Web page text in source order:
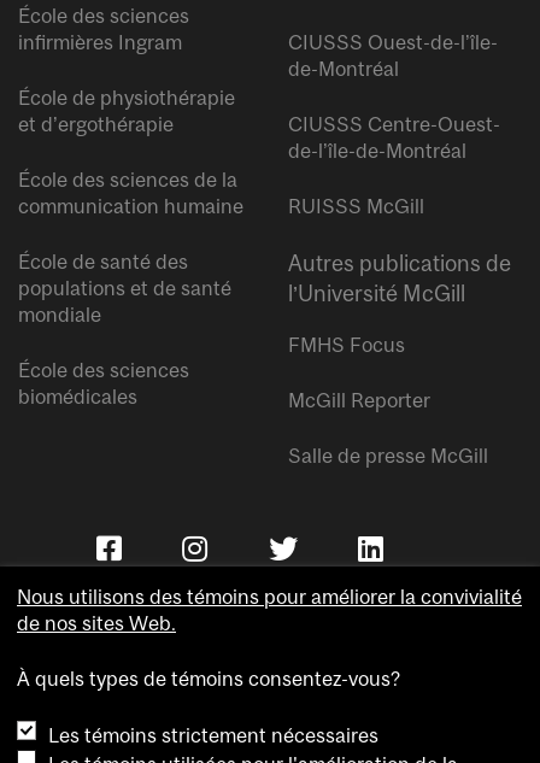
École des sciences
infirmières Ingram
École de physiothérapie
et d’ergothérapie
École des sciences de la
communication humaine
École de santé des
populations et de santé
mondiale
École des sciences
biomédicales
CIUSSS Ouest-de-l’île-
de-Montréal
CIUSSS Centre-Ouest-
de-l’île-de-Montréal
RUISSS McGill
Autres publications de
l’Université McGill
FMHS Focus
McGill Reporter
Salle de presse McGill
Accessibilité
Nous utilisons des témoins pour améliorer la convivialité
de nos sites Web.
À quels types de témoins consentez-vous?
Les témoins strictement nécessaires